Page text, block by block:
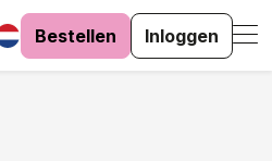
Bestellen Inloggen